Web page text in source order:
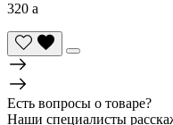
320 a
Есть вопросы о товаре?
Наши специалисты